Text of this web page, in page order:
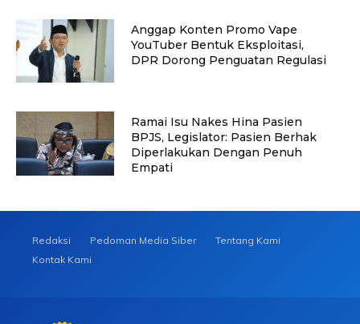
Anggap Konten Promo Vape
YouTuber Bentuk Eksploitasi,
DPR Dorong Penguatan Regulasi
Ramai Isu Nakes Hina Pasien
BPJS, Legislator: Pasien Berhak
Diperlakukan Dengan Penuh
Empati
Redaksi Pedoman Media Siber
Tentang Kami
Kontak Kami